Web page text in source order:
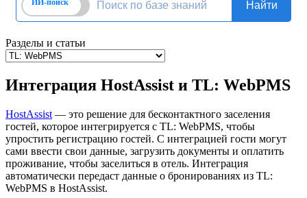
Разделы и статьи
Интеграция HostAssist и TL: WebPMS
HostAssist — это решение для бесконтактного заселения
гостей, которое интегрируется с TL: WebPMS, чтобы
упростить регистрацию гостей. С интеграцией гости могут
сами ввести свои данные, загрузить документы и оплатить
проживание, чтобы заселиться в отель. Интеграция
автоматически передаст данные о бронированиях из TL:
WebPMS в HostAssist.